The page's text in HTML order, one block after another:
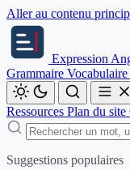
Aller au contenu
Expression
Grammaire Vocabulaire
Ressources Plan du site
Suggestions populaires